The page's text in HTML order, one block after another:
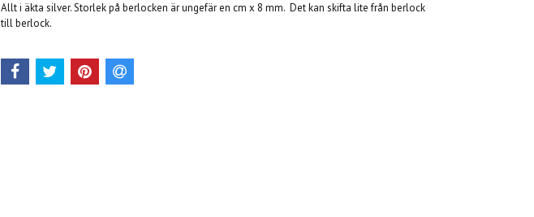
Allt i äkta silver. Storlek på berlocken är ungefär en cm x 8 mm. Det kan skifta lite från berlock
till berlock.